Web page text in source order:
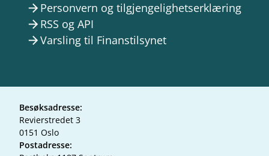
arrow_forward Personvern og tilgjengelighetserklæring
arrow_forward RSS og API
arrow_forwardVarsling til Finanstilsynet
Besøksadresse:
Revierstredet 3
0151 Oslo
Postadresse: